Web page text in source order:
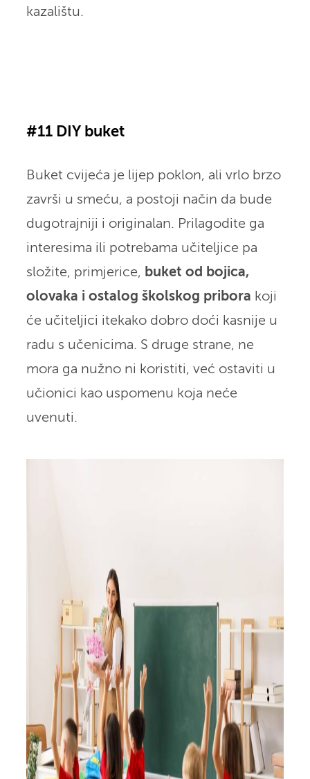
kazalištu.
#11 DIY buket
Buket cvijeća je lijep poklon, ali vrlo brzo
završi u smeću, a postoji način da bude
dugotrajniji i originalan. Prilagodite ga
interesima ili potrebama učiteljice pa
složite, primjerice, buket od bojica,
olovaka i ostalog školskog pribora koji
će učiteljici itekako dobro doći kasnije u
radu s učenicima. S druge strane, ne
mora ga nužno ni koristiti, već ostaviti u
učionici kao uspomenu koja neće
uvenuti.